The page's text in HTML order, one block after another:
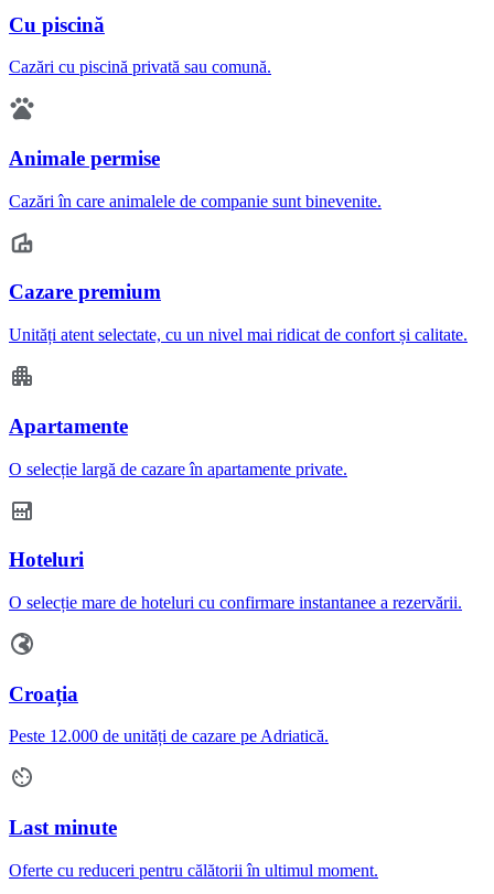
Cu piscină
Cazări cu piscină privată sau comună.
Animale permise
Cazări în care animalele de companie sunt binevenite.
Cazare premium
Unități atent selectate, cu un nivel mai ridicat de confort și calitate.
Apartamente
O selecție largă de cazare în apartamente private.
Hoteluri
O selecție mare de hoteluri cu confirmare instantanee a rezervării.
Croația
Peste 12.000 de unități de cazare pe Adriatică.
Last minute
Oferte cu reduceri pentru călătorii în ultimul moment.